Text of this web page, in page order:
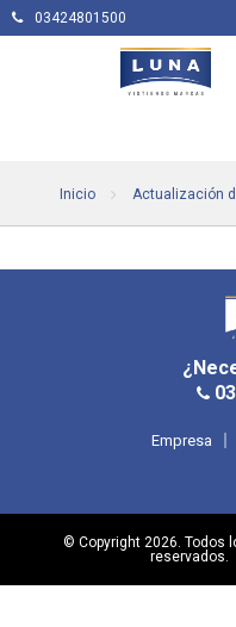
03424801500
Inicio Actualización
Empresa
© Copyright 2026. Todos
reservados.